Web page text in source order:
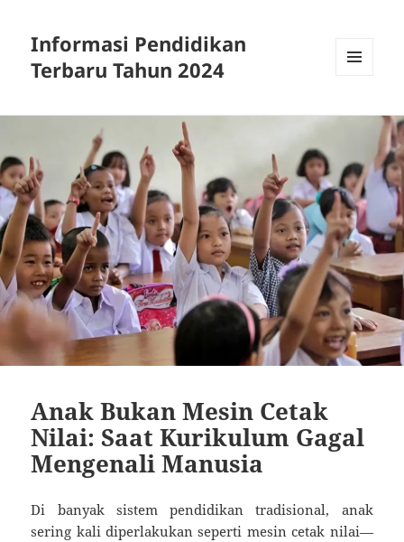
Informasi Pendidikan
Terbaru Tahun 2024
WIDGETS
Anak Bukan Mesin Cetak
Nilai: Saat Kurikulum Gagal
Mengenali Manusia
Di banyak sistem pendidikan tradisional, anak
sering kali diperlakukan seperti mesin cetak nilai—